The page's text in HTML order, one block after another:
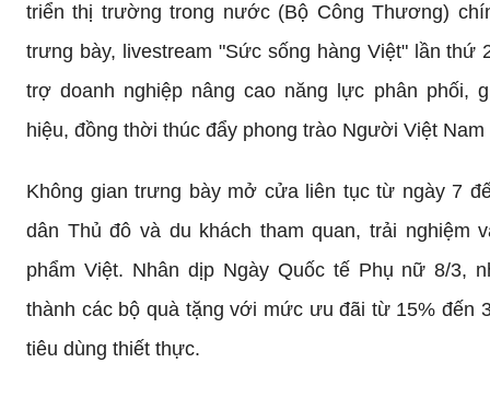
triển thị trường trong nước (Bộ Công Thương)
trưng bày, livestream "Sức sống hàng Việt" lần thứ
trợ doanh nghiệp nâng cao năng lực phân phối,
hiệu, đồng thời thúc đẩy phong trào Người Việt
Không gian trưng bày mở cửa liên tục từ ngày 7
dân Thủ đô và du khách tham quan, trải nghiệm
phẩm Việt. Nhân dịp Ngày Quốc tế Phụ nữ 8/3,
thành các bộ quà tặng với mức ưu đãi từ 15% đến
tiêu dùng thiết thực.